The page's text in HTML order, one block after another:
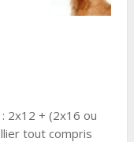
2x12 + (2x16 ou
tout compris